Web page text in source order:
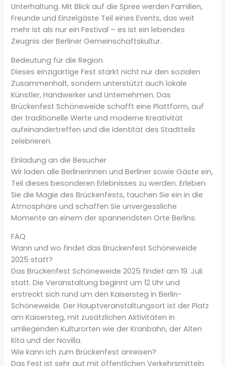
Unterhaltung. Mit Blick auf die Spree werden Familien,
Freunde und Einzelgäste Teil eines Events, das weit
mehr ist als nur ein Festival – es ist ein lebendes
Zeugnis der Berliner Gemeinschaftskultur.
Bedeutung für die Region
Dieses einzigartige Fest stärkt nicht nur den sozialen
Zusammenhalt, sondern unterstützt auch lokale
Künstler, Handwerker und Unternehmen. Das
Brückenfest Schöneweide schafft eine Plattform, auf
der traditionelle Werte und moderne Kreativität
aufeinandertreffen und die Identität des Stadtteils
zelebrieren.
Einladung an die Besucher
Wir laden alle Berlinerinnen und Berliner sowie Gäste ein,
Teil dieses besonderen Erlebnisses zu werden. Erleben
Sie die Magie des Brückenfests, tauchen Sie ein in die
Atmosphäre und schaffen Sie unvergessliche
Momente an einem der spannendsten Orte Berlins.
FAQ
Wann und wo findet das Brückenfest Schöneweide
2025 statt?
Das Brückenfest Schöneweide 2025 findet am 19. Juli
statt. Die Veranstaltung beginnt um 12 Uhr und
erstreckt sich rund um den Kaisersteg in Berlin-
Schöneweide. Der Hauptveranstaltungsort ist der Platz
am Kaisersteg, mit zusätzlichen Aktivitäten in
umliegenden Kulturorten wie der Kranbahn, der Alten
Kita und der Novilla.
Wie kann ich zum Brückenfest anreisen?
Das Fest ist sehr gut mit öffentlichen Verkehrsmitteln